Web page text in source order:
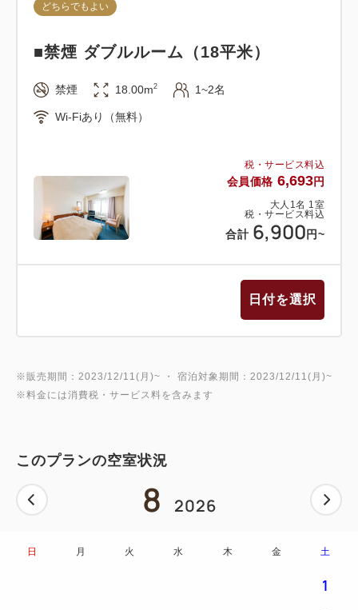
税・サービス料込
会員価格 6,693円
大人 1名 1室
税・サービス料込
合計 6,900 円~
どちらでもよい
■禁煙 ダブルルーム（18平米）
禁煙 18.00m2 1~2名
Wi-Fiあり（無料）
日付を選択
※販売期間：2023/12/11(月)~ ・ 宿泊対象期間：2023/12/11(月)~
※料金には消費税・サービス料を含みます
このプランの空室状況
8 2026
日 月 火 水 木 金 土
1